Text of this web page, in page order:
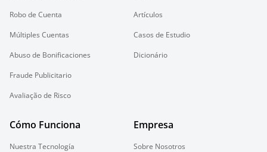
Robo de Cuenta
Múltiples Cuentas
Abuso de Bonificaciones
Fraude Publicitario
Avaliação de Risco
Artículos
Casos de Estudio
Dicionário
Cómo Funciona
Nuestra Tecnología
Empresa
Sobre Nosotros